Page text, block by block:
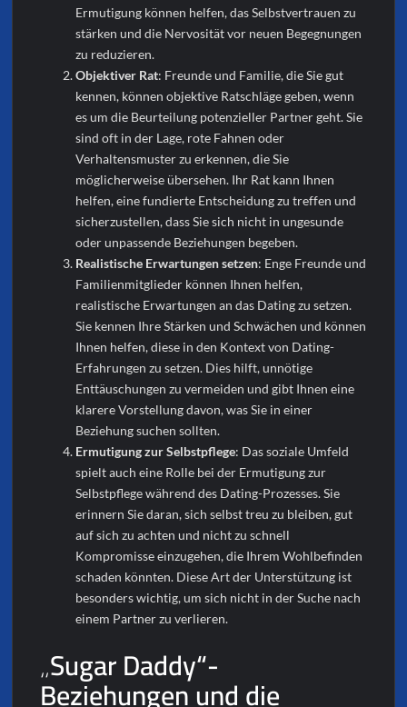
Ermutigung können helfen, das Selbstvertrauen zu
stärken und die Nervosität vor neuen Begegnungen
zu reduzieren.
Objektiver Rat: Freunde und Familie, die Sie gut
kennen, können objektive Ratschläge geben, wenn
es um die Beurteilung potenzieller Partner geht. Sie
sind oft in der Lage, rote Fahnen oder
Verhaltensmuster zu erkennen, die Sie
möglicherweise übersehen. Ihr Rat kann Ihnen
helfen, eine fundierte Entscheidung zu treffen und
sicherzustellen, dass Sie sich nicht in ungesunde
oder unpassende Beziehungen begeben.
Realistische Erwartungen setzen: Enge Freunde und
Familienmitglieder können Ihnen helfen,
realistische Erwartungen an das Dating zu setzen.
Sie kennen Ihre Stärken und Schwächen und können
Ihnen helfen, diese in den Kontext von Dating-
Erfahrungen zu setzen. Dies hilft, unnötige
Enttäuschungen zu vermeiden und gibt Ihnen eine
klarere Vorstellung davon, was Sie in einer
Beziehung suchen sollten.
Ermutigung zur Selbstpflege: Das soziale Umfeld
spielt auch eine Rolle bei der Ermutigung zur
Selbstpflege während des Dating-Prozesses. Sie
erinnern Sie daran, sich selbst treu zu bleiben, gut
auf sich zu achten und nicht zu schnell
Kompromisse einzugehen, die Ihrem Wohlbefinden
schaden könnten. Diese Art der Unterstützung ist
besonders wichtig, um sich nicht in der Suche nach
einem Partner zu verlieren.
„Sugar Daddy“-
Beziehungen und die